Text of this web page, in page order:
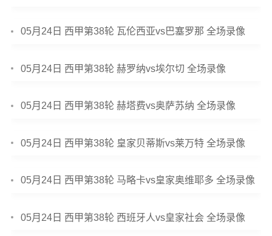
05月24日 西甲第38轮 瓦伦西亚vs巴塞罗那 全场录像
05月24日 西甲第38轮 赫罗纳vs埃尔切 全场录像
05月24日 西甲第38轮 赫塔费vs奥萨苏纳 全场录像
05月24日 西甲第38轮 皇家贝蒂斯vs莱万特 全场录像
05月24日 西甲第38轮 马略卡vs皇家奥维耶多 全场录像
05月24日 西甲第38轮 西班牙人vs皇家社会 全场录像